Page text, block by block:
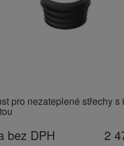
pro nezateplené střechy s
bez DPH 2